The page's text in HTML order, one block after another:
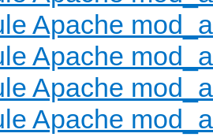
Apache
Apache
Apache
Apache